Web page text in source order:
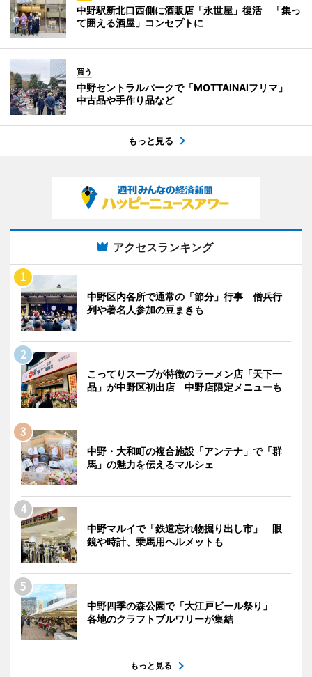
中野駅新北口西側に酒販店「永世屋」復活 「集っ
て囲える酒屋」コンセプトに
買う
中野セントラルパークで「MOTTAINAIフリマ」
中古品や手作り品など
もっと見る
アクセスランキング
中野区内各所で通常の「節分」行事 僧兵行
列や著名人参加の豆まきも
こってりスープが特徴のラーメン店「天下一
品」が中野区初出店 中野店限定メニューも
中野・大和町の複合施設「アンテナ」で「群
馬」の魅力を伝えるマルシェ
中野マルイで「鉄道忘れ物掘り出し市」 眼
鏡や時計、乗馬用ヘルメットも
中野四季の森公園で「大江戸ビール祭り」
各地のクラフトブルワリーが集結
もっと見る